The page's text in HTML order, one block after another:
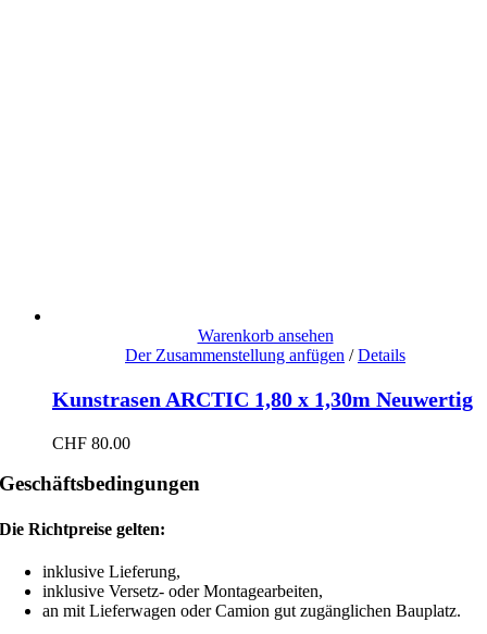
Warenkorb ansehen
Der Zusammenstellung anfügen / Details
Kunstrasen ARCTIC 1,80 x 1,30m Neuwertig
CHF 80.00
Geschäftsbedingungen
Die Richtpreise gelten:
inklusive Lieferung,
inklusive Versetz- oder Montagearbeiten,
an mit Lieferwagen oder Camion gut zugänglichen Bauplatz.